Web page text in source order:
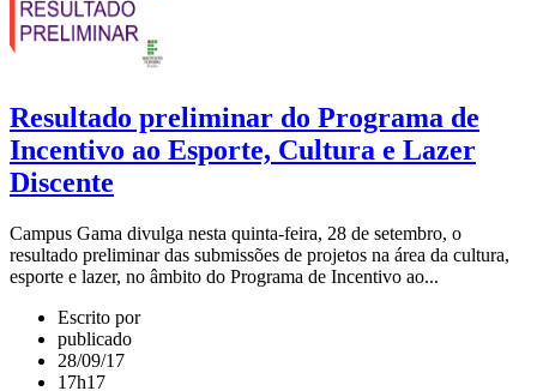
Resultado preliminar do Programa de
Incentivo ao Esporte, Cultura e Lazer
Discente
Campus Gama divulga nesta quinta-feira, 28 de setembro, o
resultado preliminar das submissões de projetos na área da cultura,
esporte e lazer, no âmbito do Programa de Incentivo ao...
Escrito por
publicado
28/09/17
17h17